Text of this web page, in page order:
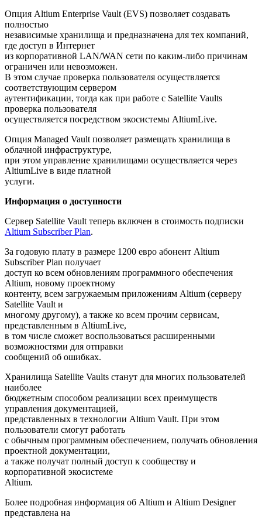
Опция Altium Enterprise Vault (EVS) позволяет создавать
полностью
независимые хранилища и предназначена для тех компаний,
где доступ в Интернет
из корпоративной LAN/WAN сети по каким-либо причинам
ограничен или невозможен.
В этом случае проверка пользователя осуществляется
соответствующим сервером
аутентификации, тогда как при работе с Satellite Vaults
проверка пользователя
осуществляется посредством экосистемы AltiumLive.
Опция Managed Vault позволяет размещать хранилища в
облачной инфраструктуре,
при этом управление хранилищами осуществляется через
AltiumLive в виде платной
услуги.
Информация о доступности
Сервер Satellite Vault теперь включен в стоимость подписки
Altium Subscriber Plan.
За годовую плату в размере 1200 евро абонент Altium
Subscriber Plan получает
доступ ко всем обновлениям программного обеспечения
Altium, новому проектному
контенту, всем загружаемым приложениям Altium (серверу
Satellite Vault и
многому другому), а также ко всем прочим сервисам,
представленным в AltiumLive,
в том числе сможет воспользоваться расширенными
возможностями для отправки
сообщений об ошибках.
Хранилища Satellite Vaults станут для многих пользователей
наиболее
бюджетным способом реализации всех преимуществ
управления документацией,
представленных в технологии Altium Vault. При этом
пользователи смогут работать
с обычным программным обеспечением, получать обновления
проектной документации,
а также получат полный доступ к сообществу и
корпоративной экосистеме
Altium.
Более подробная информация об Altium и Altium Designer
представлена на